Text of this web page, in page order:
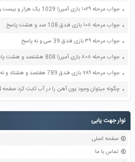
نوار جهت یابی
صفحه اصلی
تماس با ما
جواب مرحله ۱۰۲۹ بازی آمیرزا 1029 یک هزار و بیست و نه پاسخ
جواب مرحله ۱۰۸ بازی فندق 108 صد و هشت پاسخ
جواب مرحله ۳۹ بازی فندق 39 سی و نه پاسخ
جواب مرحله ۸۰۸ بازی آمیرزا 808 هشتصد و هشت پاسخ
جواب مرحله ۷۸۹ بازی فندق 789 هفتصد و هشتاد و نه پاسخ
چگونه میتوان وجود یون آهن را در آب ثابت کرد صفحه 134 آزمایشگاه علوم تجربی دهم